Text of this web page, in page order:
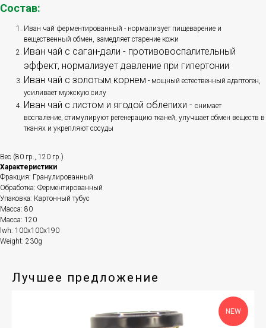
Состав:
Иван чай ферментированный - нормализует пищеварение и
вещественный обмен, замедляет старение кожи
Иван чай с саган-дали - противовоспалительный
эффект, нормализует давление при гипертонии
Иван чай с золотым корнем - мощный естественный адаптоген,
усиливает мужскую силу
Иван чай с листом и ягодой облепихи - снимает
воспаление, стимулируют регенерацию тканей, улучшает обмен веществ в
тканях и укрепляют сосуды
Вес (80 гр., 120 гр.)
Характеристики
Фракция: Гранулированный
Обработка: Ферментированный
Упаковка: Картонный тубус
Масса: 80
Масса: 120
lwh: 100x100x190
Weight: 230g
Лучшее предложение
NEW